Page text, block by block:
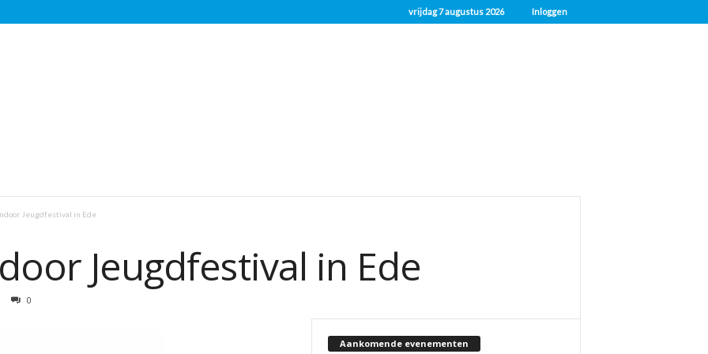
vrijdag 7 augustus 2026 Inloggen
Jeugdfestival in Ede
Jeugdfestival in Ede
0
Aankomende evenementen